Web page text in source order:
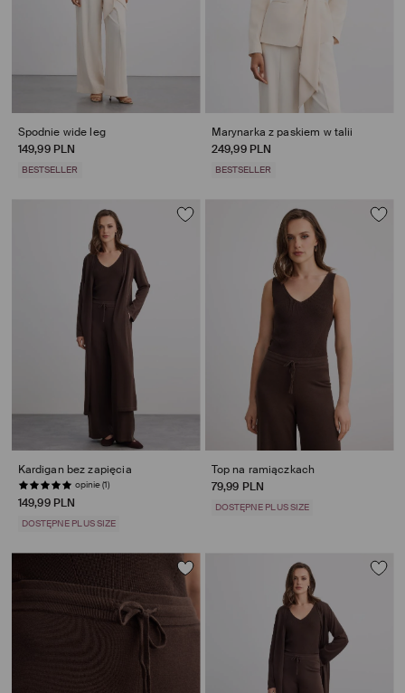
Spodnie wide leg
149,99 PLN
BESTSELLER
Marynarka z paskiem w talii
249,99 PLN
BESTSELLER
Kardigan bez zapięcia
opinie (1)
149,99 PLN
DOSTĘPNE PLUS SIZE
Top na ramiączkach
79,99 PLN
DOSTĘPNE PLUS SIZE